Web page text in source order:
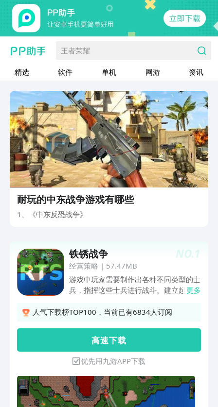
王者荣耀
精选 软件 单机 网游 资讯
耐玩的中东战争游戏有哪些
1、《中东反恐战争》
NO.1
铁锈战争
经营策略 | 57.47MB
游戏中玩家需要制作出各种不同类型的士
兵，指挥这些士兵进行战斗。建立起自己
更多
人气下载榜TOP100，当前已有6834人订阅
高 速 下 载
优先用九游APP下载